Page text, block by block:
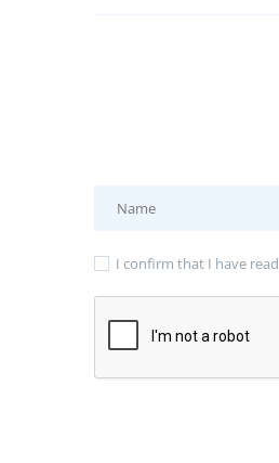
I confirm that I have